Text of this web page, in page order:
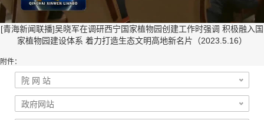
[青海新闻联播]吴晓军在调研西宁国家植物园创建工作时强调 积极融入国
家植物园建设体系 着力打造生态文明高地新名片（2023.5.16）
附件：